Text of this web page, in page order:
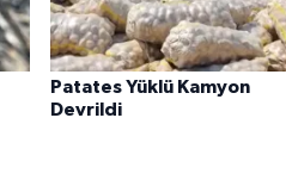
Patates Yüklü Kamyon
Devrildi